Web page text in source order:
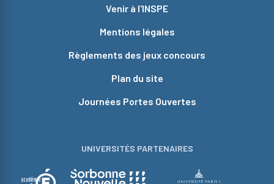
Venir à l'INSPE
Mentions légales
Règlements des jeux concours
Plan du site
Journées Portes Ouvertes
UNIVERSITÉS PARTENAIRES